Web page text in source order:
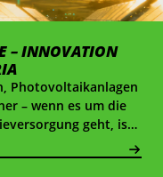
– INNOVATION
Photovoltaikanlagen
– wenn es um die
geht, ist